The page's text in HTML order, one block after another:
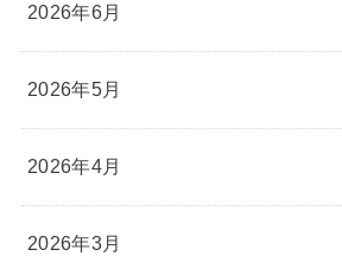
2026年6月
2026年5月
2026年4月
2026年3月